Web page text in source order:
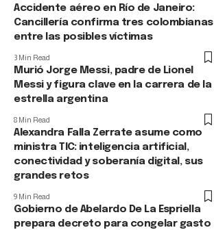
Accidente aéreo en Río de Janeiro:
Cancillería confirma tres colombianas
entre las posibles víctimas
3 Min Read
Murió Jorge Messi, padre de Lionel
Messi y figura clave en la carrera de la
estrella argentina
8 Min Read
Alexandra Falla Zerrate asume como
ministra TIC: inteligencia artificial,
conectividad y soberanía digital, sus
grandes retos
9 Min Read
Gobierno de Abelardo De La Espriella
prepara decreto para congelar gasto